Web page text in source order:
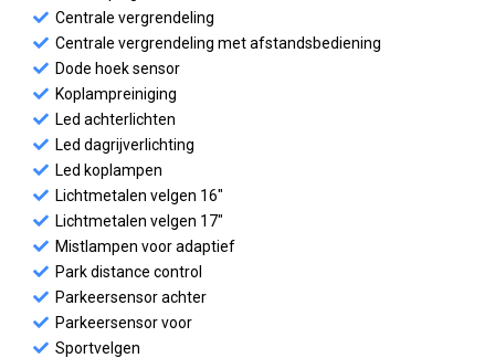
Centrale vergrendeling
Centrale vergrendeling met afstandsbediening
Dode hoek sensor
Koplampreiniging
Led achterlichten
Led dagrijverlichting
Led koplampen
Lichtmetalen velgen 16"
Lichtmetalen velgen 17"
Mistlampen voor adaptief
Park distance control
Parkeersensor achter
Parkeersensor voor
Sportvelgen